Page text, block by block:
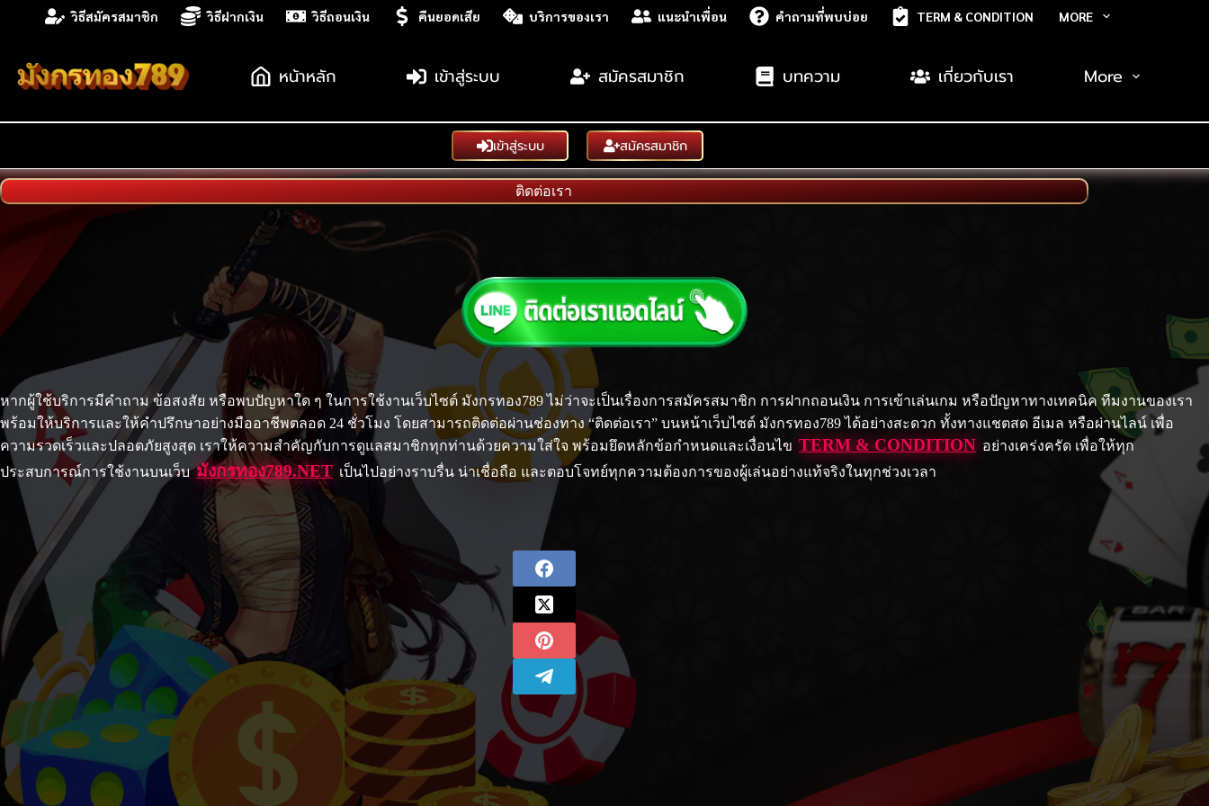
วิธีสมัครสมาชิก วิธีฝากเงิน วิธีถอนเงิน คืนยอดเสีย บริการของเรา แนะนำเพื่อน คำถามที่พบบ่อย TERM & CONDITION MORE
หน้าหลัก เข้าสู่ระบบ สมัครสมาชิก บทความ เกี่ยวกับเรา More
เข้าสู่ระบบ สมัครสมาชิก
ติดต่อเรา
หากผู้ใช้บริการมีคำถาม ข้อสงสัย หรือพบปัญหาใด ๆ ในการใช้งานเว็บไซต์ มังกรทอง789 ไม่ว่าจะเป็นเรื่องการสมัครสมาชิก การฝากถอนเงิน การเข้าเล่นเกม หรือปัญหาทางเทคนิค ทีมงานของเรา
พร้อมให้บริการและให้คำปรึกษาอย่างมืออาชีพตลอด 24 ชั่วโมง โดยสามารถติดต่อผ่านช่องทาง “ติดต่อเรา” บนหน้าเว็บไซต์ มังกรทอง789 ได้อย่างสะดวก ทั้งทางแชตสด อีเมล หรือผ่านไลน์ เพื่อ
ความรวดเร็วและปลอดภัยสูงสุด เราให้ความสำคัญกับการดูแลสมาชิกทุกท่านด้วยความใส่ใจ พร้อมยึดหลักข้อกำหนดและเงื่อนไข TERM & CONDITION อย่างเคร่งครัด เพื่อให้ทุก
ประสบการณ์การใช้งานบนเว็บมังกรทอง789.NET เป็นไปอย่างราบรื่น น่าเชื่อถือ และตอบโจทย์ทุกความต้องการของผู้เล่นอย่างแท้จริงในทุกช่วงเวลา